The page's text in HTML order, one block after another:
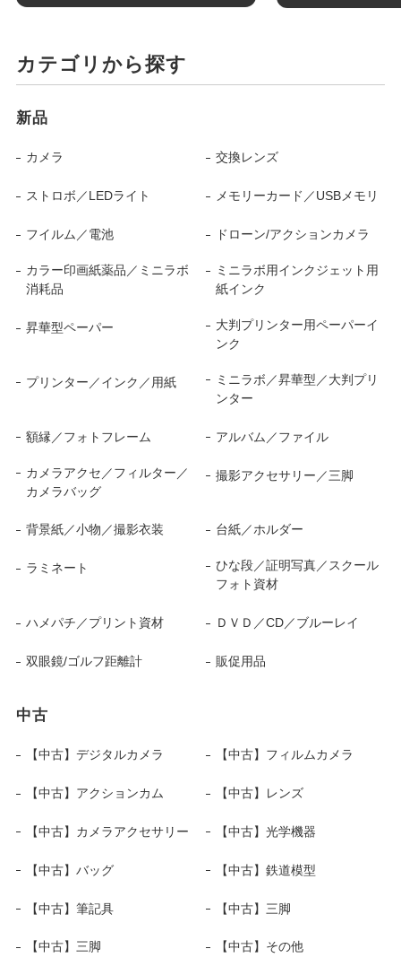
カテゴリから探す
新品
カメラ 交換レンズ
ストロボ／LEDライト メモリーカード／USBメモリ
フイルム／電池 ドローン/アクションカメラ
カラー印画紙薬品／ミニラボ
消耗品
ミニラボ用インクジェット用
紙インク
昇華型ペーパー
大判プリンター用ペーパーイ
ンク
プリンター／インク／用紙
ミニラボ／昇華型／大判プリ
ンター
額縁／フォトフレーム アルバム／ファイル
カメラアクセ／フィルター／
カメラバッグ
撮影アクセサリー／三脚
背景紙／小物／撮影衣装 台紙／ホルダー
ラミネート
ひな段／証明写真／スクール
フォト資材
ハメパチ／プリント資材 ＤＶＤ／CD／ブルーレイ
双眼鏡/ゴルフ距離計 販促用品
中古
【中古】デジタルカメラ 【中古】フィルムカメラ
【中古】アクションカム 【中古】レンズ
【中古】カメラアクセサリー 【中古】光学機器
【中古】バッグ 【中古】鉄道模型
【中古】筆記具 【中古】三脚
【中古】三脚 【中古】その他